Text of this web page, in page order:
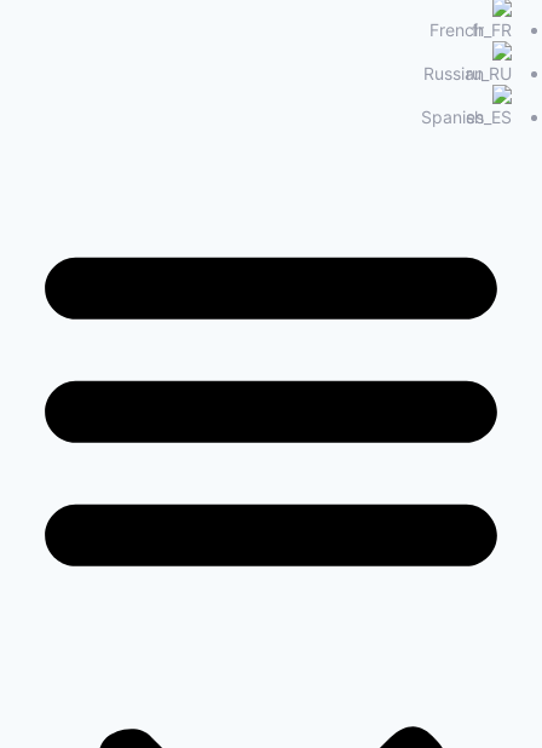
French
Russian
Spanish